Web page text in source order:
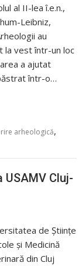
al II-lea î.e.n.,
Leibniz,
au
la vest într-un loc
a ajutat
într-o…
arheologică,
USAMV Cluj-
de Științe
și Medicină
din Cluj